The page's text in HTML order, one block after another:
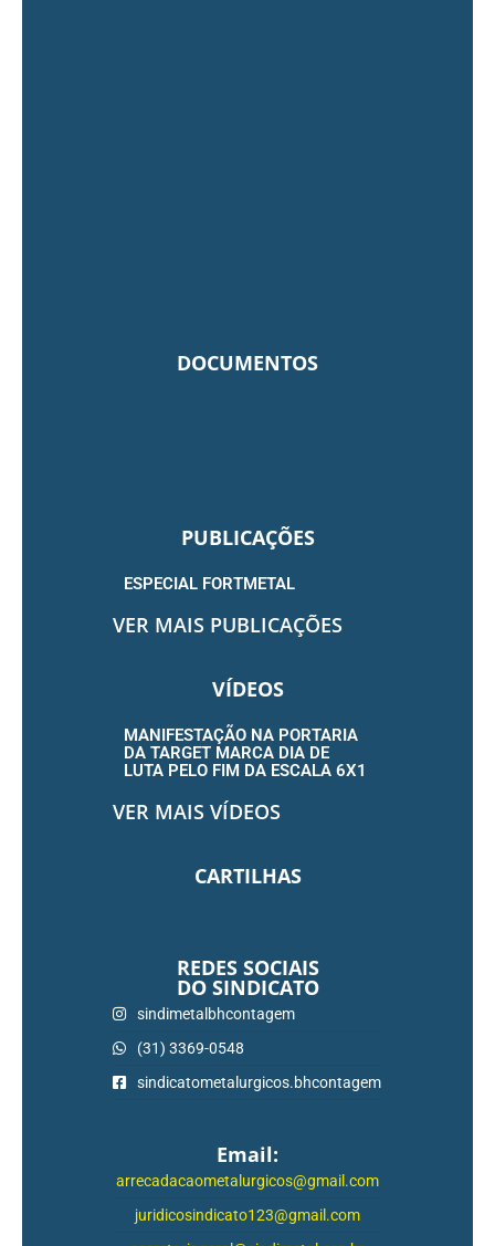
DOCUMENTOS
PUBLICAÇÕES
ESPECIAL FORTMETAL
VER MAIS PUBLICAÇÕES
VÍDEOS
MANIFESTAÇÃO NA PORTARIA
DA TARGET MARCA DIA DE
LUTA PELO FIM DA ESCALA 6X1
VER MAIS VÍDEOS
CARTILHAS
REDES SOCIAIS
DO SINDICATO
sindimetalbhcontagem
(31) 3369-0548
sindicatometalurgicos.bhcontagem
Email:
arrecadacaometalurgicos@gmail.com
juridicosindicato123@gmail.com